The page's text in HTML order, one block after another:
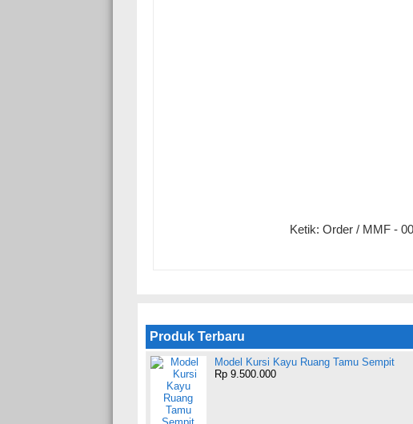
Ketik: Order / MMF -
Produk Terbaru
Model Kursi Kayu Ruang Tamu Sempit
Rp 9.500.000